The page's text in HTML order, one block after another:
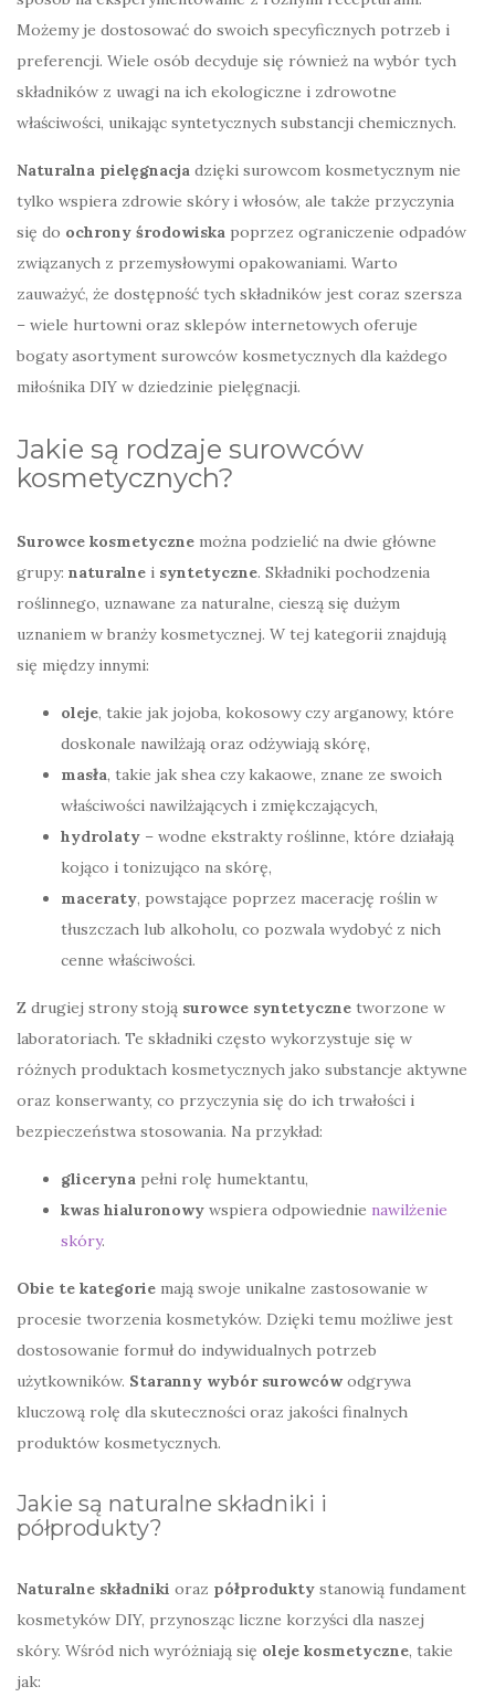
Możemy je dostosować do swoich specyficznych potrzeb i
preferencji. Wiele osób decyduje się również na wybór tych
składników z uwagi na ich ekologiczne i zdrowotne
właściwości, unikając syntetycznych substancji chemicznych.
Naturalna pielęgnacja dzięki surowcom kosmetycznym nie
tylko wspiera zdrowie skóry i włosów, ale także przyczynia
się do ochrony środowiska poprzez ograniczenie odpadów
związanych z przemysłowymi opakowaniami. Warto
zauważyć, że dostępność tych składników jest coraz szersza
– wiele hurtowni oraz sklepów internetowych oferuje
bogaty asortyment surowców kosmetycznych dla każdego
miłośnika DIY w dziedzinie pielęgnacji.
Jakie są rodzaje surowców
kosmetycznych?
Surowce kosmetyczne można podzielić na dwie główne
grupy: naturalne i syntetyczne. Składniki pochodzenia
roślinnego, uznawane za naturalne, cieszą się dużym
uznaniem w branży kosmetycznej. W tej kategorii znajdują
się między innymi:
oleje, takie jak jojoba, kokosowy czy arganowy, które
doskonale nawilżają oraz odżywiają skórę,
masła, takie jak shea czy kakaowe, znane ze swoich
właściwości nawilżających i zmiękczających,
hydrolaty – wodne ekstrakty roślinne, które działają
kojąco i tonizująco na skórę,
maceraty, powstające poprzez macerację roślin w
tłuszczach lub alkoholu, co pozwala wydobyć z nich
cenne właściwości.
Z drugiej strony stoją surowce syntetyczne tworzone w
laboratoriach. Te składniki często wykorzystuje się w
różnych produktach kosmetycznych jako substancje aktywne
oraz konserwanty, co przyczynia się do ich trwałości i
bezpieczeństwa stosowania. Na przykład:
gliceryna pełni rolę humektantu,
kwas hialuronowy wspiera odpowiednie nawilżenie
skóry.
Obie te kategorie mają swoje unikalne zastosowanie w
procesie tworzenia kosmetyków. Dzięki temu możliwe jest
dostosowanie formuł do indywidualnych potrzeb
użytkowników. Staranny wybór surowców odgrywa
kluczową rolę dla skuteczności oraz jakości finalnych
produktów kosmetycznych.
Jakie są naturalne składniki i
półprodukty?
Naturalne składniki oraz półprodukty stanowią fundament
kosmetyków DIY, przynosząc liczne korzyści dla naszej
skóry. Wśród nich wyróżniają się oleje kosmetyczne, takie
jak: